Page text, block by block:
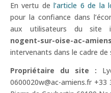
En vertu del’article 6 de la
pour la confiance dans
aux utilisateurs du site
nogent-sur-oise-ac-
intervenants dans le cadre
Propriétaire du site :
0600020w@ac-amiens.fr